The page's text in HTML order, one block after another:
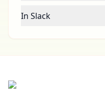
In Slack